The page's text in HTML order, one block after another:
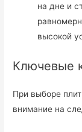
на дне и
высокой
Ключевые
При выборе
внимание на